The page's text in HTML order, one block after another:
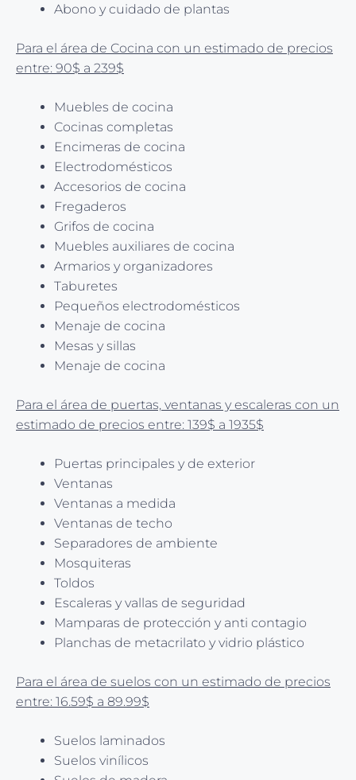
Abono y cuidado de plantas
Para el área de Cocina con un estimado de precios
entre: 90$ a 239$
Muebles de cocina
Cocinas completas
Encimeras de cocina
Electrodomésticos
Accesorios de cocina
Fregaderos
Grifos de cocina
Muebles auxiliares de cocina
Armarios y organizadores
Taburetes
Pequeños electrodomésticos
Menaje de cocina
Mesas y sillas
Menaje de cocina
Para el área de puertas, ventanas y escaleras con un
estimado de precios entre: 139$ a 1935$
Puertas principales y de exterior
Ventanas
Ventanas a medida
Ventanas de techo
Separadores de ambiente
Mosquiteras
Toldos
Escaleras y vallas de seguridad
Mamparas de protección y anti contagio
Planchas de metacrilato y vidrio plástico
Para el área de suelos con un estimado de precios
entre: 16.59$ a 89.99$
Suelos laminados
Suelos vinílicos